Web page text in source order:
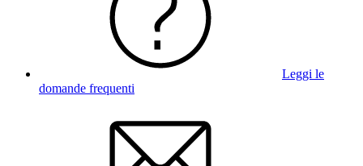
Leggi le
domande frequenti